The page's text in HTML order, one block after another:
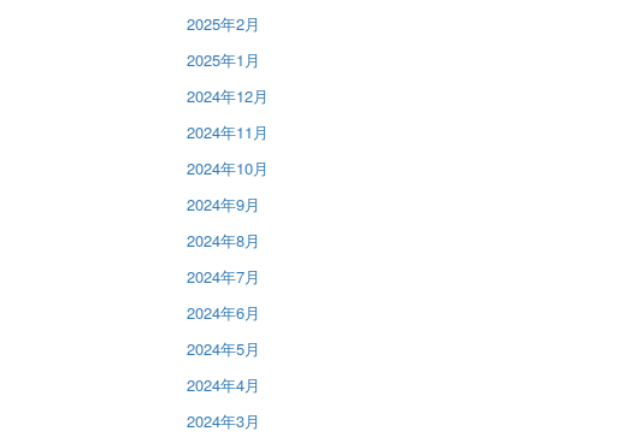
2025年2月
2025年1月
2024年12月
2024年11月
2024年10月
2024年9月
2024年8月
2024年7月
2024年6月
2024年5月
2024年4月
2024年3月